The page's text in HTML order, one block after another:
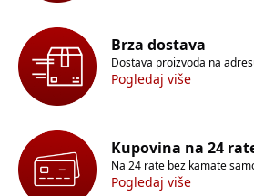
Brza dostava
Dostava proizvoda na
Pogledaj više
Kupovina na 24
Na 24 rate bez kamate
Pogledaj više